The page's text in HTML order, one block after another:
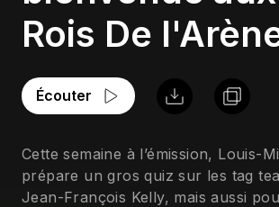
Rois De
Écouter
Cette semaine à l’émission, Louis-
prépare un gros quiz sur les tag
Jean-François Kelly, mais aussi